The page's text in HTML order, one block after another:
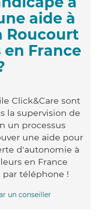
aide à
Roucourt
France
Click&Care sont
la supervision de
un processus
une aide pour
d'autonomie à
en France
téléphone !
un conseiller